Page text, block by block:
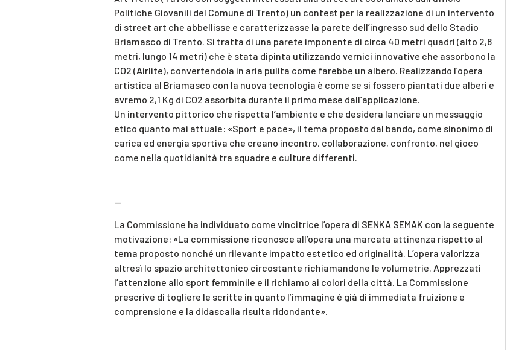
Politiche Giovanili del Comune di Trento) un contest per la realizzazione di un intervento
di street art che abbellisse e caratterizzasse la parete dell’ingresso sud dello Stadio
Briamasco di Trento. Si tratta di una parete imponente di circa 40 metri quadri (alto 2,8
metri, lungo 14 metri) che è stata dipinta utilizzando vernici innovative che assorbono la
CO2 (Airlite), convertendola in aria pulita come farebbe un albero. Realizzando l’opera
artistica al Briamasco con la nuova tecnologia è come se si fossero piantati due alberi e
avremo 2,1 Kg di CO2 assorbita durante il primo mese dall’applicazione.
Un intervento pittorico che rispetta l’ambiente e che desidera lanciare un messaggio
etico quanto mai attuale: «Sport e pace», il tema proposto dal bando, come sinonimo di
carica ed energia sportiva che creano incontro, collaborazione, confronto, nel gioco
come nella quotidianità tra squadre e culture differenti.
—
La Commissione ha individuato come vincitrice l’opera di SENKA SEMAK con la seguente
motivazione: «La commissione riconosce all’opera una marcata attinenza rispetto al
tema proposto nonché un rilevante impatto estetico ed originalità. L’opera valorizza
altresì lo spazio architettonico circostante richiamandone le volumetrie. Apprezzati
l’attenzione allo sport femminile e il richiamo ai colori della città. La Commissione
prescrive di togliere le scritte in quanto l’immagine è già di immediata fruizione e
comprensione e la didascalia risulta ridondante».